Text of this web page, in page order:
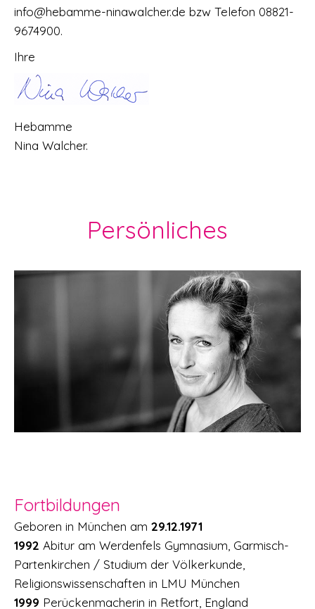
info@hebamme-ninawalcher.de bzw Telefon 08821-
9674900.
Ihre
Hebamme
Nina Walcher.
Persönliches
Fortbildungen
Geboren in München am 29.12.1971
1992 Abitur am Werdenfels Gymnasium, Garmisch-
Partenkirchen / Studium der Völkerkunde,
Religionswissenschaften in LMU München
1999 Perückenmacherin in Retfort, England